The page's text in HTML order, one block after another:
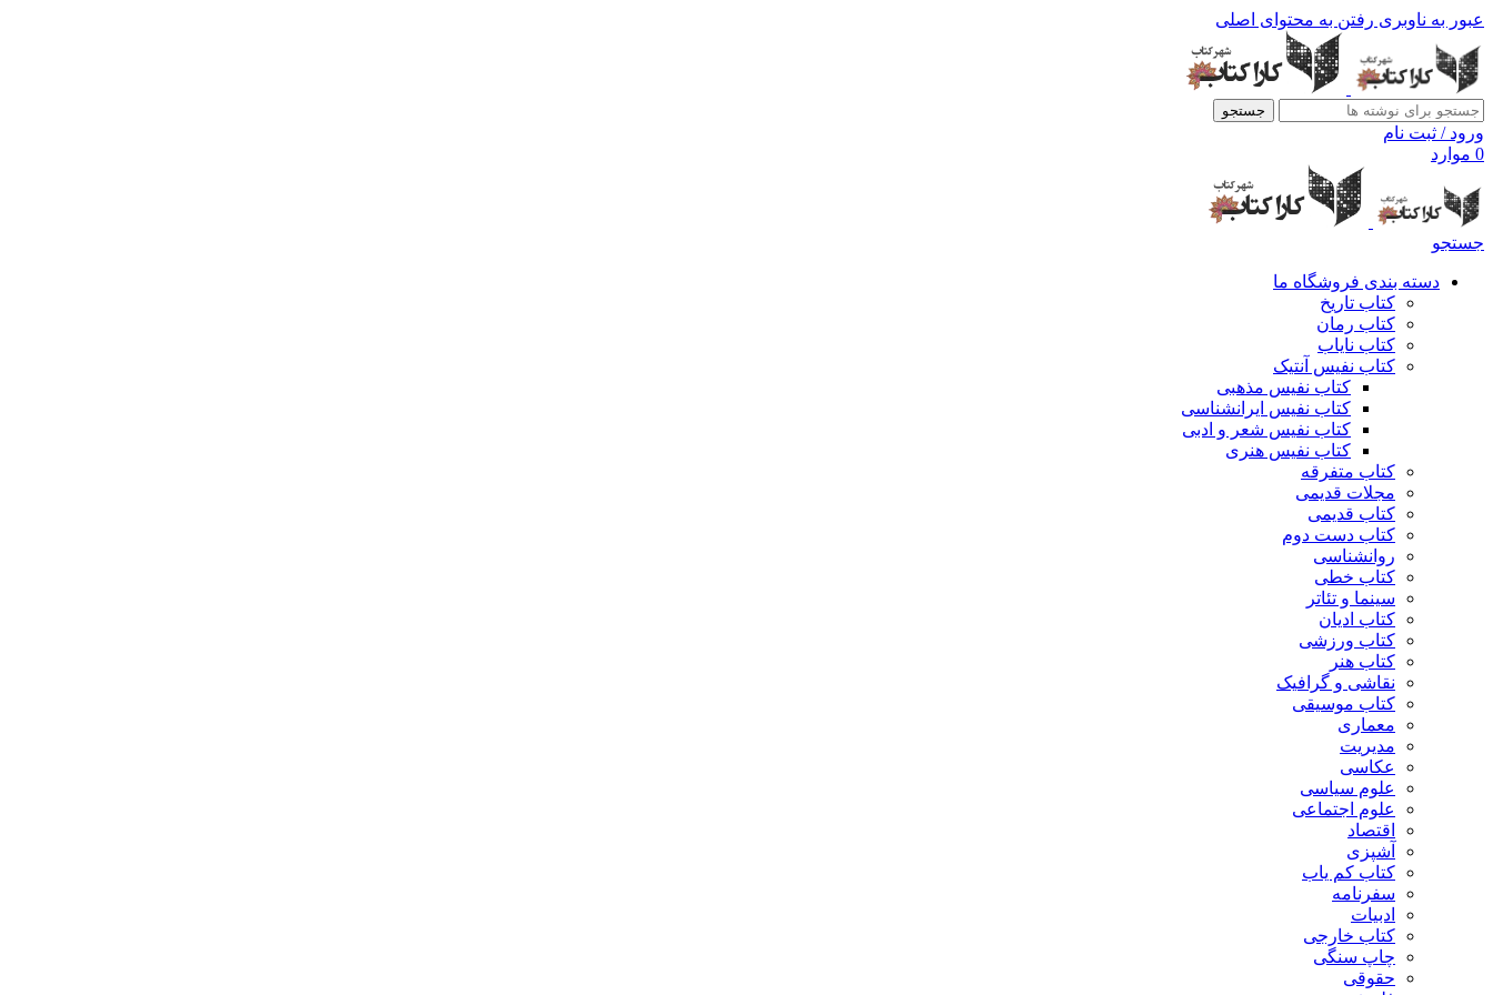
عبور به ناوبری رفتن به محتوای اصلی
جستجو
ورود / ثبت نام
0 موارد
جستجو
دسته بندی فروشگاه ما
کتاب تاریخ
کتاب رمان
کتاب نایاب
کتاب نفیس آنتیک
کتاب نفیس مذهبی
کتاب نفیس ایرانشناسی
کتاب نفیس شعر و ادبی
کتاب نفیس هنری
کتاب متفرقه
مجلات قدیمی
کتاب قدیمی
کتاب دست دوم
روانشناسی
کتاب خطی
سینما و تئاتر
کتاب ادیان
کتاب ورزشی
کتاب هنر
نقاشی و گرافیک
کتاب موسیقی
معماری
مدیریت
عکاسی
علوم سیاسی
علوم اجتماعی
اقتصاد
آشپزی
کتاب کم یاب
سفرنامه
ادبیات
کتاب خارجی
چاپ سنگی
حقوقی